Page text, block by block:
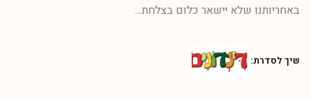
באחריותנו שלא יישאר כלום בצלחת…
שיך לסדרת: